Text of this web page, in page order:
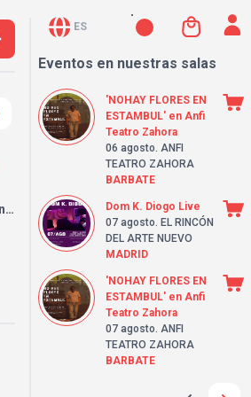
ES
Eventos en nuestras salas
'NOHAY FLORES EN
ESTAMBUL' en Anfi
Teatro Zahora
06 agosto. ANFI
TEATRO ZAHORA
BARBATE
Dom K. Diogo Live
07 agosto. EL RINCÓN
DEL ARTE NUEVO
MADRID
'NOHAY FLORES EN
ESTAMBUL' en Anfi
Teatro Zahora
07 agosto. ANFI
TEATRO ZAHORA
BARBATE